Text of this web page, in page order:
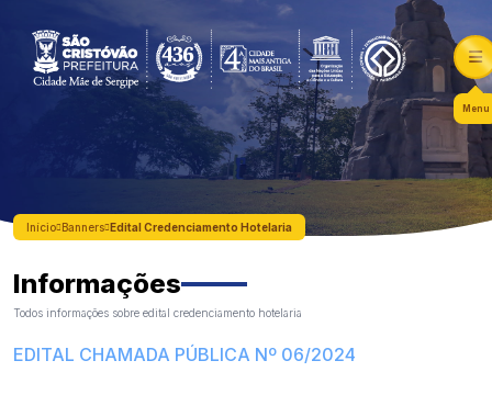
Menu
Início Banners Edital Credenciamento Hotelaria
Informações
Todos informações sobre edital credenciamento hotelaria
EDITAL CHAMADA PÚBLICA Nº 06/2024